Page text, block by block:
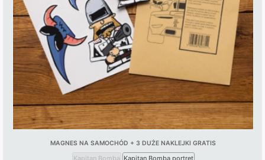
MAGNES NA SAMOCHÓD + 3 DUŻE NAKLEJKI GRATIS